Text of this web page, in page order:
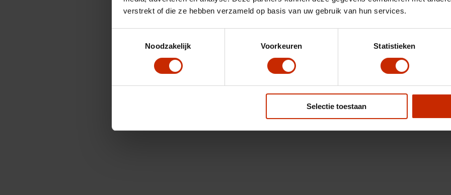
verstrekt of die ze hebben verzameld op basis van uw gebruik van hun services.
Noodzakelijk
Voorkeuren Statistieken
Selectie toestaan